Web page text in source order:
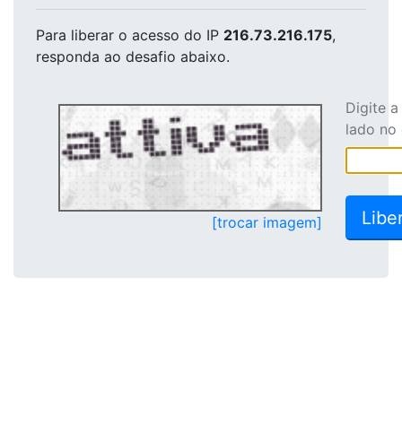
Para liberar o acesso do IP 216.73.216.175,
responda ao desafio abaixo.
[trocar imagem]
Digite
lado no